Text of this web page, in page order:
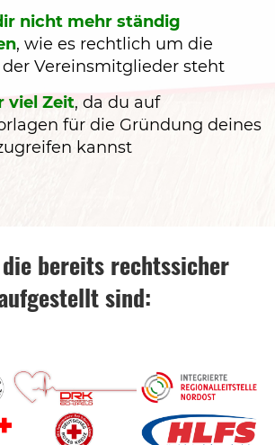
nicht mehr ständig
, wie es rechtlich um die
Vereinsmitglieder steht
viel Zeit, da du auf
für die Gründung deines
kannst
bereits rechtssicher
sind: